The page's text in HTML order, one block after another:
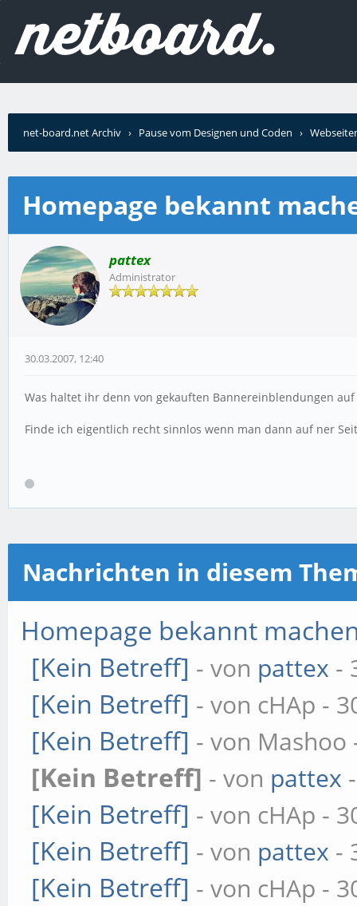
net-board.net Archiv › Pause vom Designen und Coden ›
Homepage bekannt
pattex
Administrator
30.03.2007, 12:40
Was haltet ihr denn von gekauften Bannereinblendungen
Finde ich eigentlich recht sinnlos wenn man dann auf ner
Nachrichten in diesem
Homepage bekannt
[Kein Betreff] - von pattex -
[Kein Betreff] - von cHAp -
[Kein Betreff] - von Mashoo
[Kein Betreff] - von pattex
[Kein Betreff] - von cHAp -
[Kein Betreff] - von pattex -
[Kein Betreff] - von cHAp -